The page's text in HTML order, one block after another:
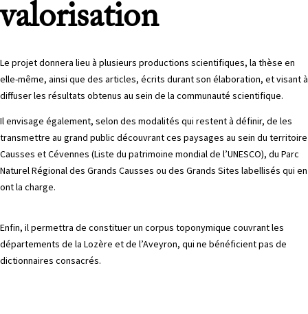
valorisation
Le projet donnera lieu à plusieurs productions scientifiques, la thèse en
elle-même, ainsi que des articles, écrits durant son élaboration, et visant à
diffuser les résultats obtenus au sein de la communauté scientifique.
Il envisage également, selon des modalités qui restent à définir, de les
transmettre au grand public découvrant ces paysages au sein du territoire
Causses et Cévennes (Liste du patrimoine mondial de l’UNESCO), du Parc
Naturel Régional des Grands Causses ou des Grands Sites labellisés qui en
ont la charge.
Enfin, il permettra de constituer un corpus toponymique couvrant les
départements de la Lozère et de l’Aveyron, qui ne bénéficient pas de
dictionnaires consacrés.